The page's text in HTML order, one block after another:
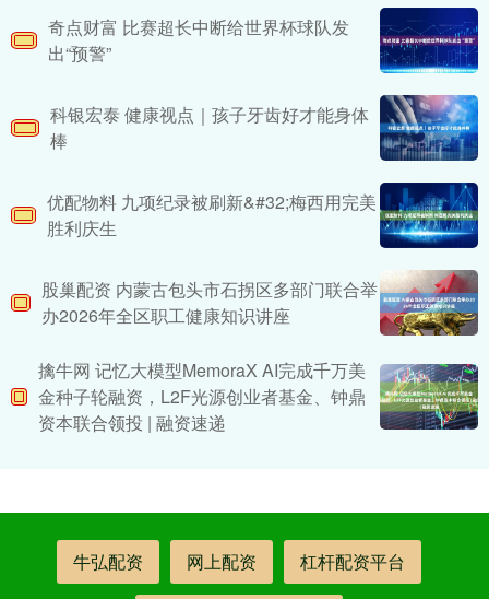
奇点财富 比赛超长中断给世界杯球队发
出“预警”
科银宏泰 健康视点｜孩子牙齿好才能身体
棒
优配物料 九项纪录被刷新&#32;梅西用完美
胜利庆生
股巢配资 内蒙古包头市石拐区多部门联合举
办2026年全区职工健康知识讲座
擒牛网 记忆大模型MemoraX AI完成千万美
金种子轮融资，L2F光源创业者基金、钟鼎
资本联合领投 | 融资速递
牛弘配资 网上配资 杠杆配资平台